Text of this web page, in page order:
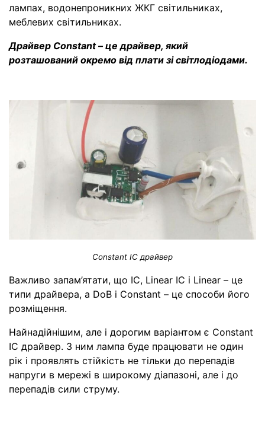
лампах, водонепроникних ЖКГ світильниках,
меблевих світильниках.
Драйвер Constant – це драйвер, який
розташований окремо від плати зі світлодіодами.
Constant IC драйвер
Важливо запам’ятати, що IC, Linear IC і Linear – це
типи драйвера, а DoB і Constant – це способи його
розміщення.
Найнадійнішим, але і дорогим варіантом є Constant
IC драйвер. З ним лампа буде працювати не один
рік і проявлять стійкість не тільки до перепадів
напруги в мережі в широкому діапазоні, але і до
перепадів сили струму.